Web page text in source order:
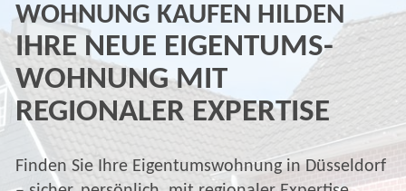
WOHNUNG KAUFEN HILDEN
IHRE NEUE EIGENTUMS­
WOHNUNG MIT
REGIONALER EXPERTISE
Finden Sie Ihre Eigentumswohnung in Düsseldorf